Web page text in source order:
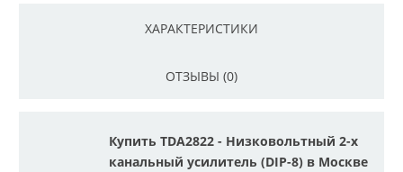
ХАРАКТЕРИСТИКИ
ОТЗЫВЫ (0)
Купить TDA2822 - Низковольтный 2-х
канальный усилитель (DIP-8) в Москве